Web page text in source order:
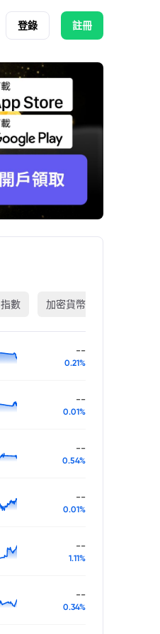
登錄 註冊
指數 加密貨幣
--
0.21%
--
0.01%
--
0.54%
--
0.01%
--
1.11%
--
0.34%